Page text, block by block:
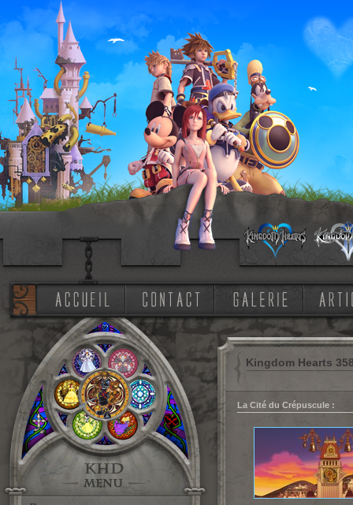
Kingdom Hearts
La Cité du Crépuscule :